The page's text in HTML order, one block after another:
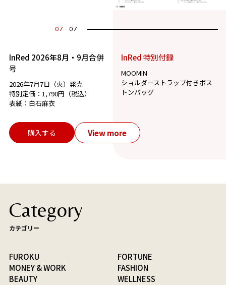
07 07
InRed 2026年8月・9月合併
号
2026年7月7日（火）発売
特別定価：1,790円（税込）
表紙：白石麻衣
InRed 特別付録
MOOMIN
ショルダーストラップ付きボス
トンバッグ
購入する View more
Category
カテゴリー
FUROKU
FORTUNE
MONEY & WORK
FASHION
BEAUTY
WELLNESS